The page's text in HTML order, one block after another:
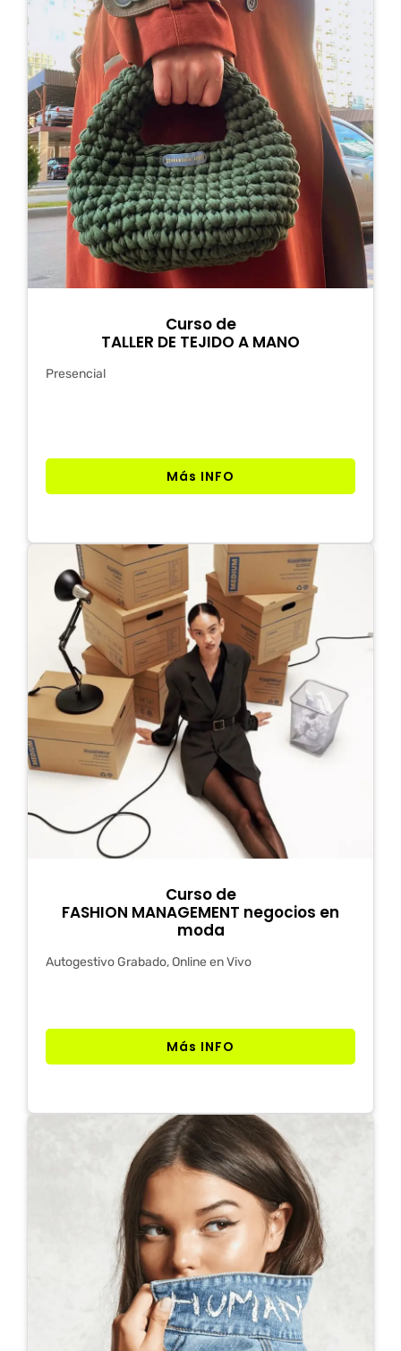
Curso de
TALLER DE TEJIDO A MANO
Presencial
Más INFO
Curso de
FASHION MANAGEMENT negocios en
moda
Autogestivo Grabado, Online en Vivo
Más INFO